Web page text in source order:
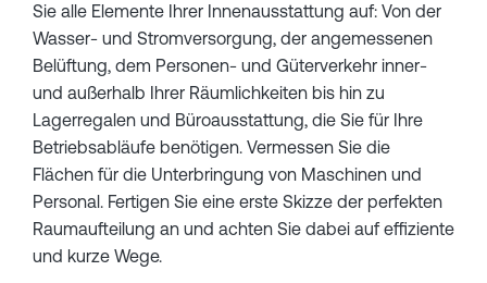
Sie alle Elemente Ihrer Innenausstattung auf: Von der
Wasser- und Stromversorgung, der angemessenen
Belüftung, dem Personen- und Güterverkehr inner-
und außerhalb Ihrer Räumlichkeiten bis hin zu
Lagerregalen und Büroausstattung, die Sie für Ihre
Betriebsabläufe benötigen. Vermessen Sie die
Flächen für die Unterbringung von Maschinen und
Personal. Fertigen Sie eine erste Skizze der perfekten
Raumaufteilung an und achten Sie dabei auf effiziente
und kurze Wege.